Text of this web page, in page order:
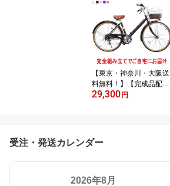
シティサイクル LEDオー
トライト シマノ製6段ギ
ア
【東京・神奈川・大阪送
料無料！】【完成品配
送】自転車 26インチ お
シマノ製6段変速
29,300 円
受注・発送カレンダー
2026年8月